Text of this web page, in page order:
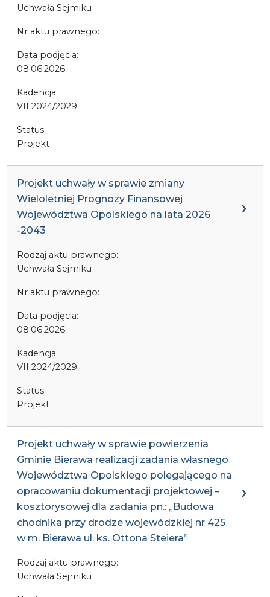
Uchwała Sejmiku
Nr aktu prawnego:
Data podjęcia:
08.06.2026
Kadencja:
VII 2024/2029
Status:
Projekt
Projekt uchwały w sprawie zmiany
Wieloletniej Prognozy Finansowej
Województwa Opolskiego na lata 2026
-2043
Rodzaj aktu prawnego:
Uchwała Sejmiku
Nr aktu prawnego:
Data podjęcia:
08.06.2026
Kadencja:
VII 2024/2029
Status:
Projekt
Projekt uchwały w sprawie powierzenia
Gminie Bierawa realizacji zadania własnego
Województwa Opolskiego polegającego na
opracowaniu dokumentacji projektowej –
kosztorysowej dla zadania pn.: „Budowa
chodnika przy drodze wojewódzkiej nr 425
w m. Bierawa ul. ks. Ottona Steiera”
Rodzaj aktu prawnego:
Uchwała Sejmiku